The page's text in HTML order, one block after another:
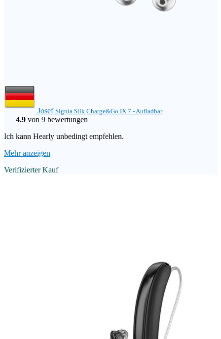
Josef Signia Silk Charge&Go IX 7 - Aufladbar
4.9 von 9 bewertungen
Ich kann Hearly unbedingt empfehlen.
Mehr anzeigen
Verifizierter Kauf